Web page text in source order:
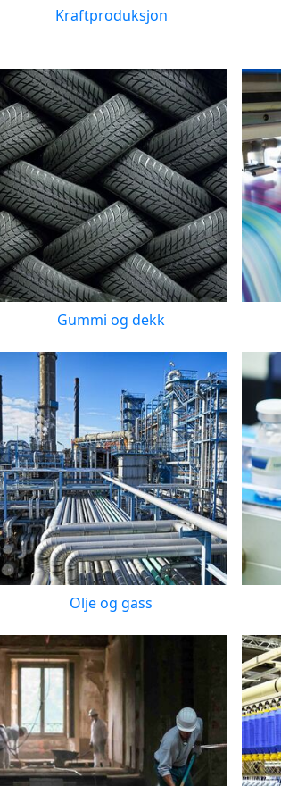
Kraftproduksjon
Gummi og dekk
Olje og gass